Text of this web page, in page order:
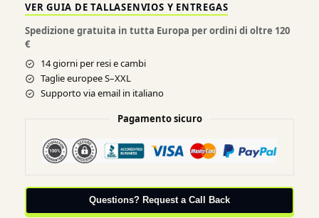
VER GUIA DE TALLASENVIOS Y ENTREGAS
Spedizione gratuita in tutta Europa per ordini di oltre 120
€
14 giorni per resi e cambi
Taglie europee S–XXL
Supporto via email in italiano
Pagamento sicuro
Questions? Request a Call Back